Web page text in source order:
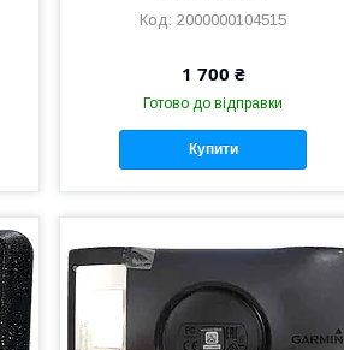
2000000104515
1 700 ₴
Готово до відправки
Купити